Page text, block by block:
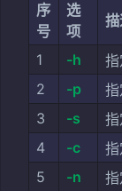
序
号
选
项
1 -h
2
-p
3
-s
4
-c
5
-n